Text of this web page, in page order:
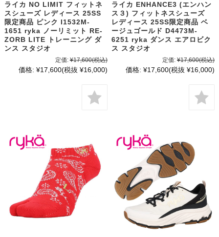
ライカ NO LIMIT フィットネ
スシューズ レディース 25SS
限定商品 ピンク I1532M-
1651 ryka ノーリミット RE-
ZORB LITE トレーニング ダ
ンス スタジオ
定価: ¥17,600(税込)
価格: ¥17,600(税抜 ¥16,000)
ライカ ENHANCE3 (エンハン
ス３) フィットネスシューズ
レディース 25SS限定商品 ベ
ージュゴールド D4473M-
6251 ryka ダンス エアロビク
ス スタジオ
定価: ¥17,600(税込)
価格: ¥17,600(税抜 ¥16,000)